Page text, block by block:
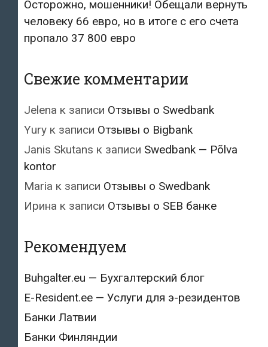
Осторожно, мошенники! Обещали вернуть
человеку 66 евро, но в итоге с его счета
пропало 37 800 евро
Свежие комментарии
Jelena к записи Отзывы о Swedbank
Yury к записи Отзывы о Bigbank
Janis Skutans к записи Swedbank — Põlva
kontor
Maria к записи Отзывы о Swedbank
Ирина к записи Отзывы о SEB банке
Рекомендуем
Buhgalter.eu — Бухгалтерский блог
E-Resident.ee — Услуги для э-резидентов
Банки Латвии
Банки Финляндии